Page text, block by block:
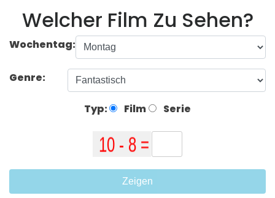
Welcher Film Zu Sehen?
Wochentag:
Genre:
Typ: Film Serie
Zeigen